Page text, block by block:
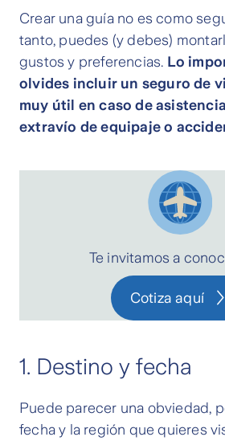
Crear una guía no es como
tanto, puedes (y debes)
gustos y preferencias. Lo
olvides incluir un seguro de
muy útil en caso de
extravío de equipaje o
Te invitamos a
Cotiza aquí
1. Destino y fecha
Puede parecer una obviedad,
fecha y la región que quieres